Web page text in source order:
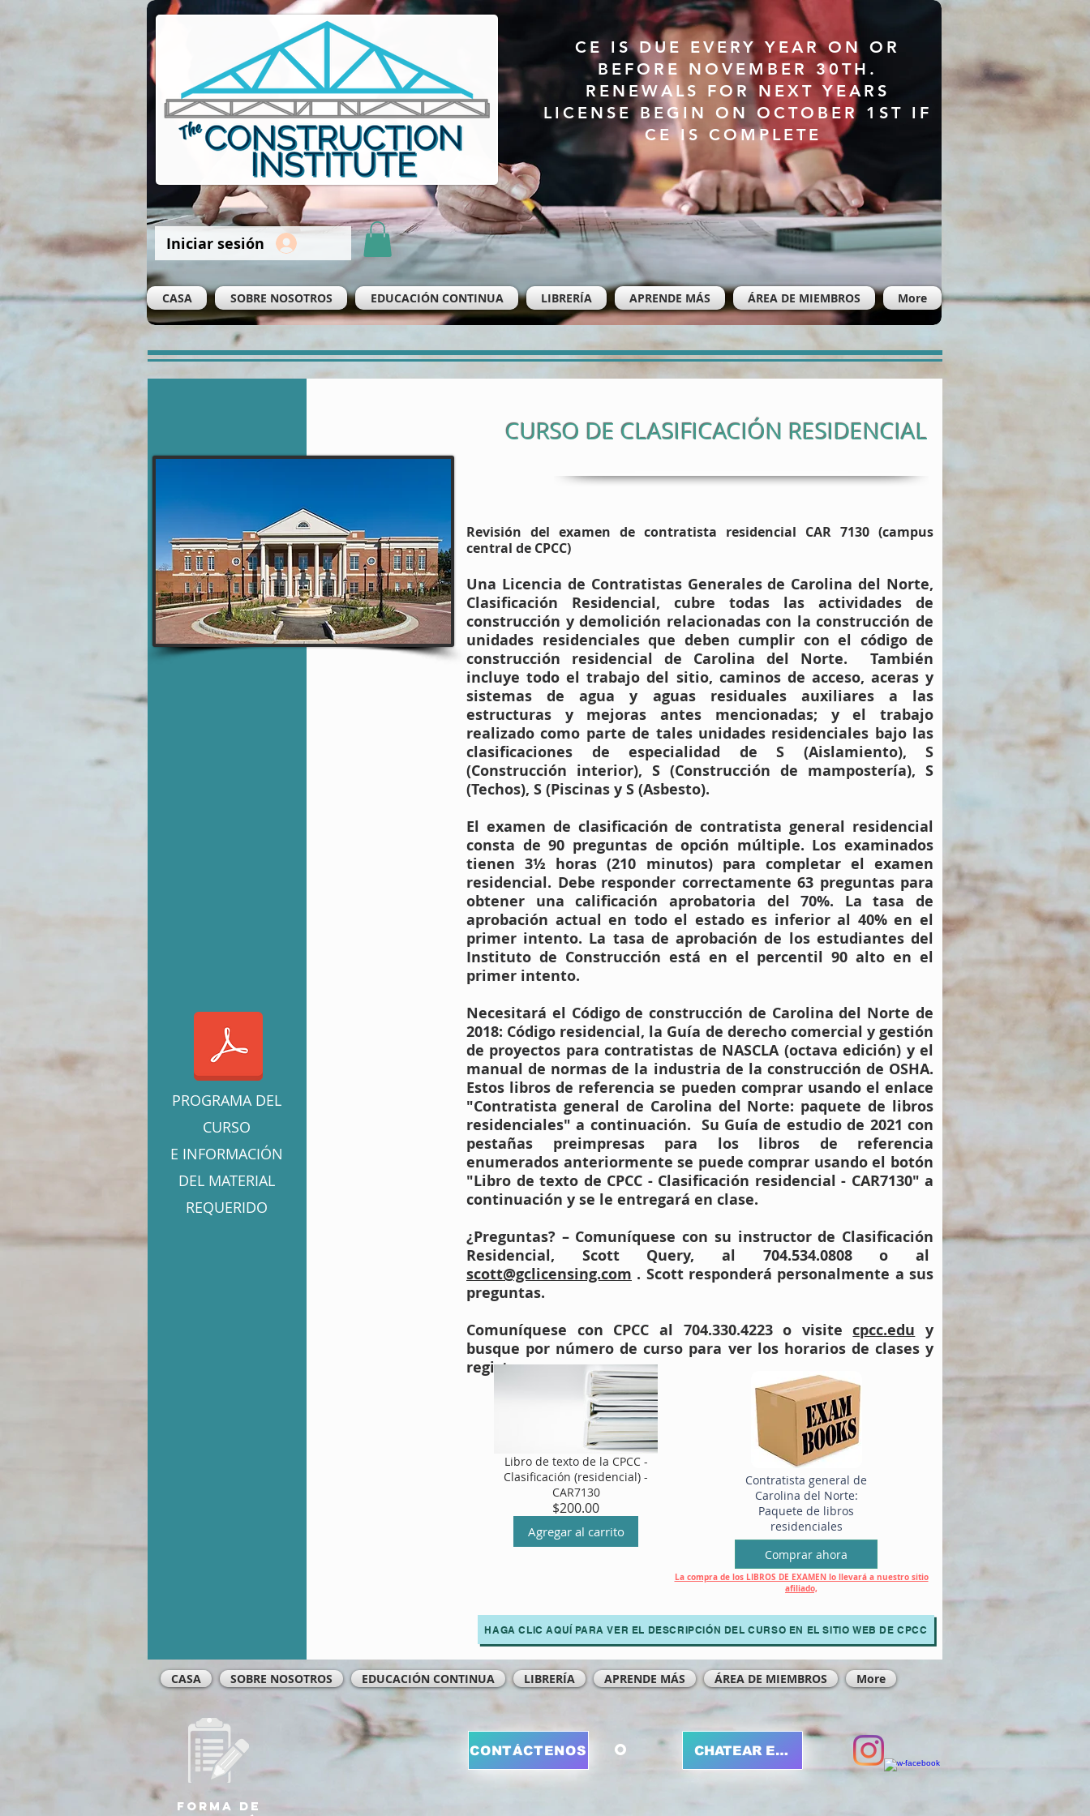
Iniciar sesión
CE IS DUE EVERY YEAR ON OR
BEFORE NOVEMBER 30TH.
RENEWALS FOR NEXT YEARS
LICENSE BEGIN ON OCTOBER 1ST IF
CE IS COMPLETE
CASA SOBRE NOSOTROS EDUCACIÓN CONTINUA LIBRERÍA APRENDE MÁS ÁREA DE MIEMBROS More
PROGRAMA DEL
CURSO
E INFORMACIÓN
DEL MATERIAL
REQUERIDO
CURSO DE CLASIFICACIÓN RESIDENCIAL
Revisión del examen de contratista residencial CAR 7130 (campus
central de CPCC)
Una Licencia de Contratistas Generales de Carolina del Norte,
Clasificación Residencial, cubre todas las actividades de
construcción y demolición relacionadas con la construcción de
unidades residenciales que deben cumplir con el código de
construcción residencial de Carolina del Norte. También
incluye todo el trabajo del sitio, caminos de acceso, aceras y
sistemas de agua y aguas residuales auxiliares a las
estructuras y mejoras antes mencionadas; y el trabajo
realizado como parte de tales unidades residenciales bajo las
clasificaciones de especialidad de S (Aislamiento), S
(Construcción interior), S (Construcción de mampostería), S
(Techos), S (Piscinas y S (Asbesto).
El examen de clasificación de contratista general residencial
consta de 90 preguntas de opción múltiple. Los examinados
tienen 3½ horas (210 minutos) para completar el examen
residencial. Debe responder correctamente 63 preguntas para
obtener una calificación aprobatoria del 70%. La tasa de
aprobación actual en todo el estado es inferior al 40% en el
primer intento. La tasa de aprobación de los estudiantes del
Instituto de Construcción está en el percentil 90 alto en el
primer intento.
Necesitará el Código de construcción de Carolina del Norte de
2018: Código residencial, la Guía de derecho comercial y gestión
de proyectos para contratistas de NASCLA (octava edición) y el
manual de normas de la industria de la construcción de OSHA.
Estos libros de referencia se pueden comprar usando el enlace
"Contratista general de Carolina del Norte: paquete de libros
residenciales" a continuación. Su Guía de estudio de 2021 con
pestañas preimpresas para los libros de referencia
enumerados anteriormente se puede comprar usando el botón
"Libro de texto de CPCC - Clasificación residencial - CAR7130" a
continuación y se le entregará en clase.
¿Preguntas? – Comuníquese con su instructor de Clasificación
Residencial, Scott Query, al 704.534.0808 o al
scott@gclicensing.com . Scott responderá personalmente a sus
preguntas.
Comuníquese con CPCC al 704.330.4223 o visitecpcc.edu y
busque por número de curso para ver los horarios de clases y
registrarse.
Libro de texto de la CPCC -
Clasificación (residencial) -
CAR7130
$200.00Precio
Agregar al carrito
Contratista general de
Carolina del Norte:
Paquete de libros
residenciales
Comprar ahora
La compra de los LIBROS DE EXAMEN lo llevará a nuestro sitio
afiliado,
HAGA CLIC AQUÍ PARA VER EL DESCRIPCIÓN DEL CURSO EN EL SITIO WEB DE CPCC
CASA SOBRE NOSOTROS EDUCACIÓN CONTINUA LIBRERÍA APRENDE MÁS ÁREA DE MIEMBROS More
CONTÁCTENOS O CHATEAR EN LÍNEA
Forma de